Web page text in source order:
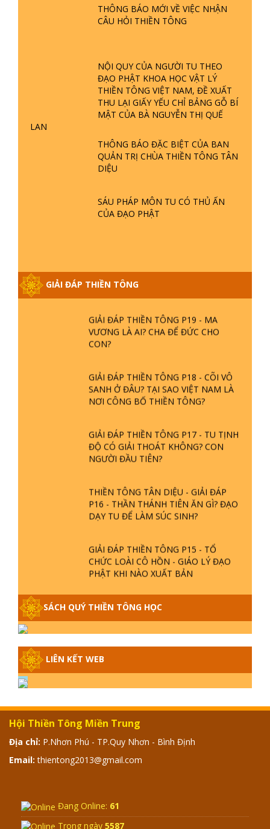
THÔNG BÁO MỚI VỀ VIỆC NHẬN
CÂU HỎI THIỀN TÔNG
NỘI QUY CỦA NGƯỜI TU THEO
ĐẠO PHẬT KHOA HỌC VẬT LÝ
THIỀN TÔNG VIỆT NAM, ĐỀ XUẤT
THU LẠI GIẤY YẾU CHỈ BẢNG GỖ BÍ
MẬT CỦA BÀ NGUYỄN THỊ QUẾ
LAN
THÔNG BÁO ĐẶC BIỆT CỦA BAN
QUẢN TRỊ CHÙA THIỀN TÔNG TÂN
DIỆU
SÁU PHÁP MÔN TU CÓ THỦ ẤN
CỦA ĐẠO PHẬT
GIẢI ĐÁP THIỀN TÔNG
TTTD
GIẢI ĐÁP ĐẶC BIỆT P23 - THIÊN
TĂNG? | TTTD
GIẢI ĐÁP THIỀN TÔNG ĐẶC BIỆT P22
- TẠI SAO TRÁI ĐẤT NHIỀU THIÊN TAI
- LŨ LỤT - HỎA HOẠN | TTTD
GIẢI ĐÁP THIỀN TÔNG ĐẶC BIỆT P21
- TẠI SAO ĐỨC PHẬT BƯỚC ĐI 7
BƯỚC TRÊN HOA SEN ? | TTTD
GIẢI ĐÁP VỀ LỄ TIỄN THIỀN TÔNG SƯ
NGỌC LÂM VỀ PHẬT GIỚI
PHẦN 20 - BÁC NGUYỄN NHÂN LÀ AI?
PHIỀN NÃO DO ĐÂU MÀ CÓ?
GIẢI ĐÁP THIỀN TÔNG P19 - MA
VƯƠNG LÀ AI? CHA ĐỂ ĐỨC CHO
CON?
GIẢI ĐÁP THIỀN TÔNG P18 - CÕI VÔ
SANH Ở ĐÂU? TẠI SAO VIỆT NAM LÀ
NƠI CÔNG BỐ THIỀN TÔNG?
GIẢI ĐÁP THIỀN TÔNG P17 - TU TỊNH
ĐỘ CÓ GIẢI THOÁT KHÔNG? CON
NGƯỜI ĐẦU TIÊN?
THIỀN TÔNG TÂN DIỆU - GIẢI ĐÁP
P16 - THẦN THÁNH TIÊN ĂN GÌ? ĐẠO
DẠY TU ĐỂ LÀM SÚC SINH?
GIẢI ĐÁP THIỀN TÔNG P15 - TỔ
CHỨC LOÀI CÔ HỒN - GIÁO LÝ ĐẠO
PHẬT KHI NÀO XUẤT BẢN
GIẢI ĐÁP THIỀN TÔNG ĐẶC BIỆT -
P14 - NGUỒN GỐC ÂM LỊCH DƯƠNG
GIẢI ĐÁP THIỀN TÔNG ĐẶC BIỆT -
P13 - CON NGƯỜI TU THÀNH PHẬT
GIẢI ĐÁP THIỀN TÔNG ĐẶC BIỆT -
P12 - SỰ THẬT VỀ ĐẠI HỒNG THỦY?
TRỜI ĐÁNH THÁNH ĐÂM THẦN VẶN
SÁCH QUÝ THIỀN TÔNG HỌC
LIÊN KẾT WEB
Hội Thiền Tông Miền Trung
Địa chỉ: P.Nhơn Phú - TP.Quy Nhơn - Bình Định
Email: thientong2013@gmail.com
Đang Online: 61
Trong ngày 5587